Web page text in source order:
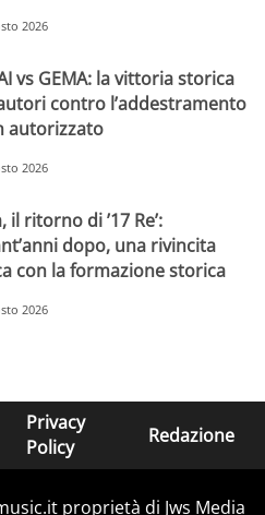
2026
vs GEMA: la vittoria storica
contro l’addestramento
autorizzato
2026
il ritorno di ’17 Re’:
dopo, una rivincita
con la formazione storica
2026
Privacy
Policy
Redazione
proprietà di Jws Media